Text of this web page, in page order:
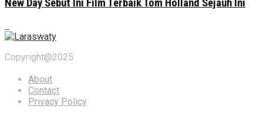
New Day Sebut Ini Film Terbaik Tom Holland Sejauh Ini
Copyright@2025
About
Contact
Privacy Policy